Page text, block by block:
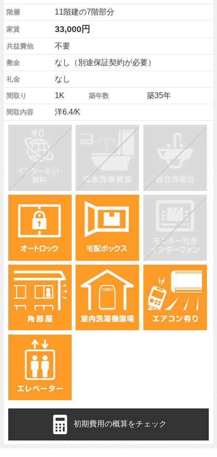
階層 11階建の7階部分
家賃 33,000円
共益費他 不要
敷金 なし（別途保証契約が必要）
礼金 なし
間取り 1K 築年数 築35年
間取内容 洋6.4/K
初期費用の概算をチェック